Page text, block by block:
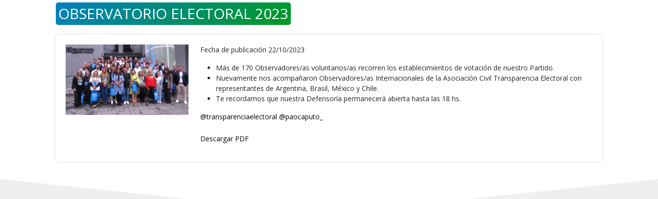
OBSERVATORIO ELECTORAL 2023
Fecha de publicación 22/10/2023
Más de 170 Observadores/as voluntarios/as recorren los establecimientos de votación de nuestro Partido.
Nuevamente nos acompañaron Observadores/as Internacionales de la Asociación Civil Transparencia Electoral con
representantes de Argentina, Brasil, México y Chile.
Te recordamos que nuestra Defensoría permanecerá abierta hasta las 18 hs.
@transparenciaelectoral @paocaputo_
Descargar PDF